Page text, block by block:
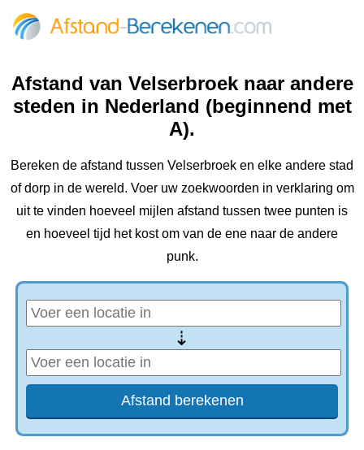
Afstand van Velserbroek naar andere
steden in Nederland (beginnend met
A).
Bereken de afstand tussen Velserbroek en elke andere stad
of dorp in de wereld. Voer uw zoekwoorden in verklaring om
uit te vinden hoeveel mijlen afstand tussen twee punten is
en hoeveel tijd het kost om van de ene naar de andere
punk.
⇢